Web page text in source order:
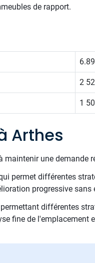
de rapport.
2
1
Arthes
une demande
permet différentes
progressive sans
différentes
fine de l'emplacement